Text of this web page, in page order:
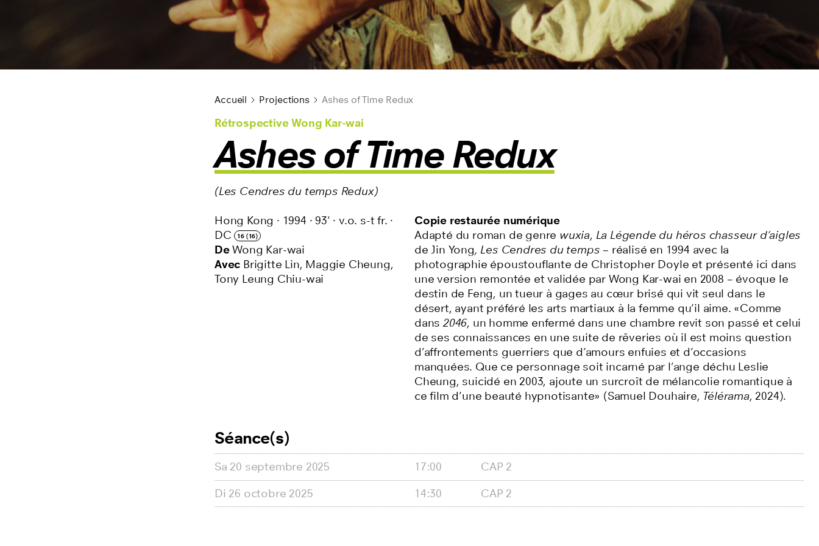
Accueil Projections Ashes of Time Redux
Rétrospective Wong Kar-wai
Ashes of Time Redux
(Les Cendres du temps Redux)
Hong Kong · 1994 ·93' ·v.o. s-t fr. ·
DC
16 (16)
DeWong Kar-wai
Avec Brigitte Lin, Maggie Cheung,
Tony Leung Chiu-wai
Copie restaurée numérique
Adapté du roman de genre wuxia, La Légende du héros chasseur d’aigles
de Jin Yong, Les Cendres du temps – réalisé en 1994 avec la
photographie époustouflante de Christopher Doyle et présenté ici dans
une version remontée et validée par Wong Kar-wai en 2008 – évoque le
destin de Feng, un tueur à gages au cœur brisé qui vit seul dans le
désert, ayant préféré les arts martiaux à la femme qu’il aime. «Comme
dans 2046, un homme enfermé dans une chambre revit son passé et celui
de ses connaissances en une suite de rêveries où il est moins question
d’affrontements guerriers que d’amours enfuies et d’occasions
manquées. Que ce personnage soit incarné par l’ange déchu Leslie
Cheung, suicidé en 2003, ajoute un surcroît de mélancolie romantique à
ce film d’une beauté hypnotisante» (Samuel Douhaire, Télérama, 2024).
Séance(s)
Sa 20 septembre 2025 17:00
CAP 2
Di 26 octobre 2025 14:30 CAP 2